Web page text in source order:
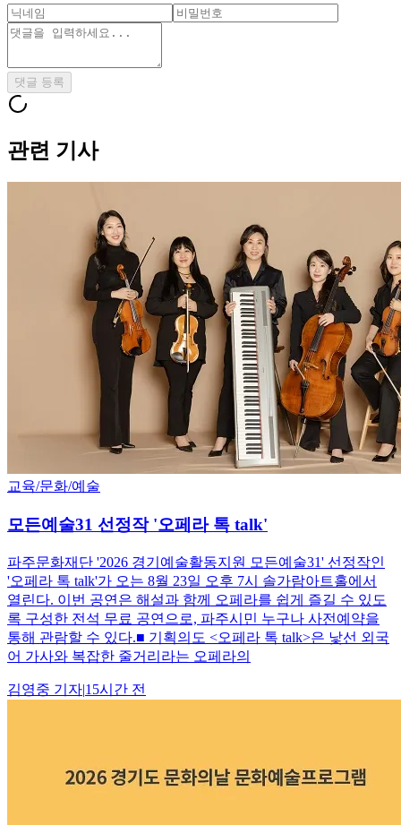
댓글 등록
관련 기사
교육/문화/예술
모든예술31 선정작 '오페라 톡 talk'
파주문화재단 '2026 경기예술활동지원 모든예술31' 선정작인
'오페라 톡 talk'가 오는 8월 23일 오후 7시 솔가람아트홀에서
열린다. 이번 공연은 해설과 함께 오페라를 쉽게 즐길 수 있도
록 구성한 전석 무료 공연으로, 파주시민 누구나 사전예약을
통해 관람할 수 있다.■ 기획의도 <오페라 톡 talk>은 낯선 외국
어 가사와 복잡한 줄거리라는 오페라의
김영중 기자|15시간 전